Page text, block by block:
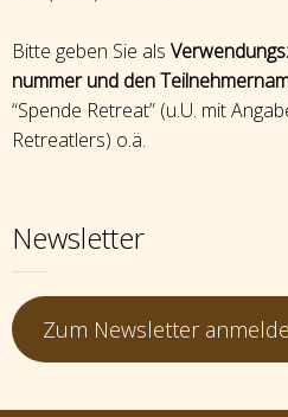
Bitte geben Sie als
nummer und den
“Spende Retreat” (u.U. mit
Retreatlers) o.ä.
Newsletter
Zum Newsletter